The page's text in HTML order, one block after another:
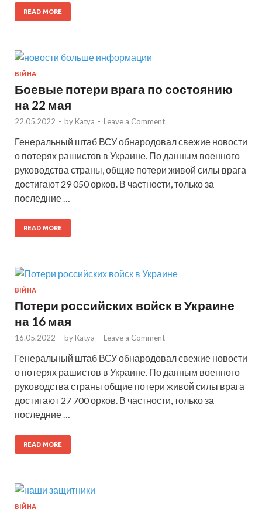
READ MORE
ВІЙНА
Боевые потери врага по состоянию
на 22 мая
22.05.2022 - by Katya - Leave a Comment
Генеральный штаб ВСУ обнародовал свежие новости
о потерях рашистов в Украине. По данным военного
руководства страны, общие потери живой силы врага
достигают 29 050 орков. В частности, только за
последние …
READ MORE
ВІЙНА
Потери российских войск в Украине
на 16 мая
16.05.2022 - by Katya - Leave a Comment
Генеральный штаб ВСУ обнародовал свежие новости
о потерях рашистов в Украине. По данным военного
руководства страны общие потери живой силы врага
достигают 27 700 орков. В частности, только за
последние …
READ MORE
ВІЙНА